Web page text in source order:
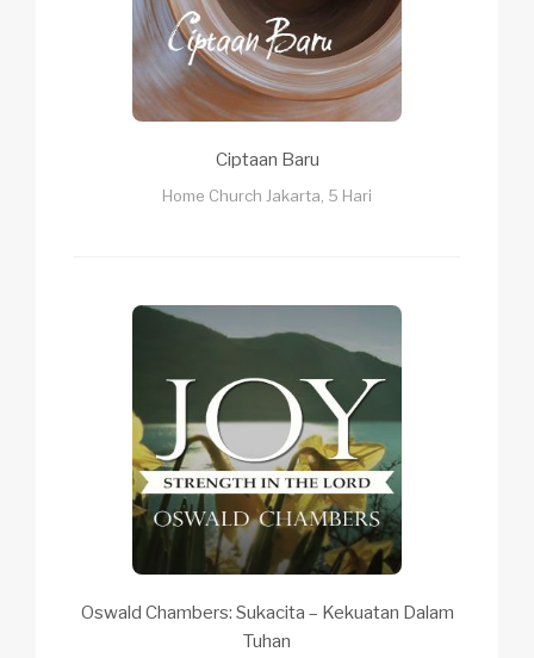
Ciptaan Baru
Home Church Jakarta, 5 Hari
Oswald Chambers: Sukacita – Kekuatan Dalam
Tuhan